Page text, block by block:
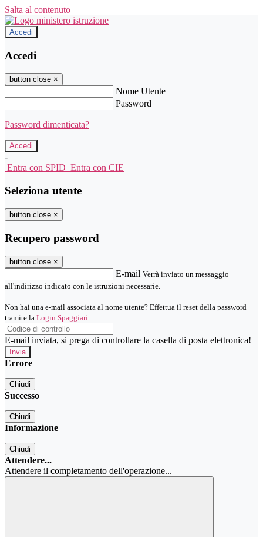
Salta al contenuto
Accedi
Accedi
button close ×
Nome Utente
Password
Password dimenticata?
-
Entra con SPID Entra con CIE
Seleziona utente
button close ×
Recupero password
button close ×
E-mail Verrà inviato un messaggio
all'indirizzo indicato con le istruzioni necessarie.
Non hai una e-mail associata al nome utente? Effettua il reset della password
tramite la Login Spaggiari
E-mail inviata, si prega di controllare la casella di posta elettronica!
Errore
Chiudi
Successo
Chiudi
Informazione
Chiudi
Attendere...
Attendere il completamento dell'operazione...